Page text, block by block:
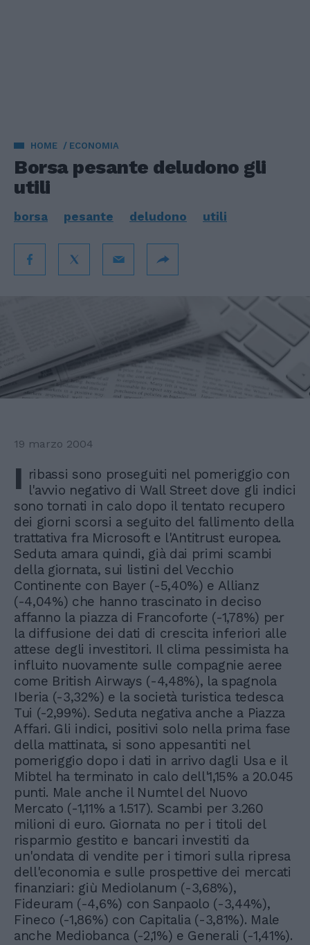
HOME ECONOMIA
Borsa pesante deludono gli
utili
borsa pesante deludono utili
19 marzo 2004
I ribassi sono proseguiti nel pomeriggio con
l'avvio negativo di Wall Street dove gli indici
sono tornati in calo dopo il tentato recupero
dei giorni scorsi a seguito del fallimento della
trattativa fra Microsoft e l'Antitrust europea.
Seduta amara quindi, già dai primi scambi
della giornata, sui listini del Vecchio
Continente con Bayer (-5,40%) e Allianz
(-4,04%) che hanno trascinato in deciso
affanno la piazza di Francoforte (-1,78%) per
la diffusione dei dati di crescita inferiori alle
attese degli investitori. Il clima pessimista ha
influito nuovamente sulle compagnie aeree
come British Airways (-4,48%), la spagnola
Iberia (-3,32%) e la società turistica tedesca
Tui (-2,99%). Seduta negativa anche a Piazza
Affari. Gli indici, positivi solo nella prima fase
della mattinata, si sono appesantiti nel
pomeriggio dopo i dati in arrivo dagli Usa e il
Mibtel ha terminato in calo dell'1,15% a 20.045
punti. Male anche il Numtel del Nuovo
Mercato (-1,11% a 1.517). Scambi per 3.260
milioni di euro. Giornata no per i titoli del
risparmio gestito e bancari investiti da
un'ondata di vendite per i timori sulla ripresa
dell'economia e sulle prospettive dei mercati
finanziari: giù Mediolanum (-3,68%),
Fideuram (-4,6%) con Sanpaolo (-3,44%),
Fineco (-1,86%) con Capitalia (-3,81%). Male
anche Mediobanca (-2,1%) e Generali (-1,41%).